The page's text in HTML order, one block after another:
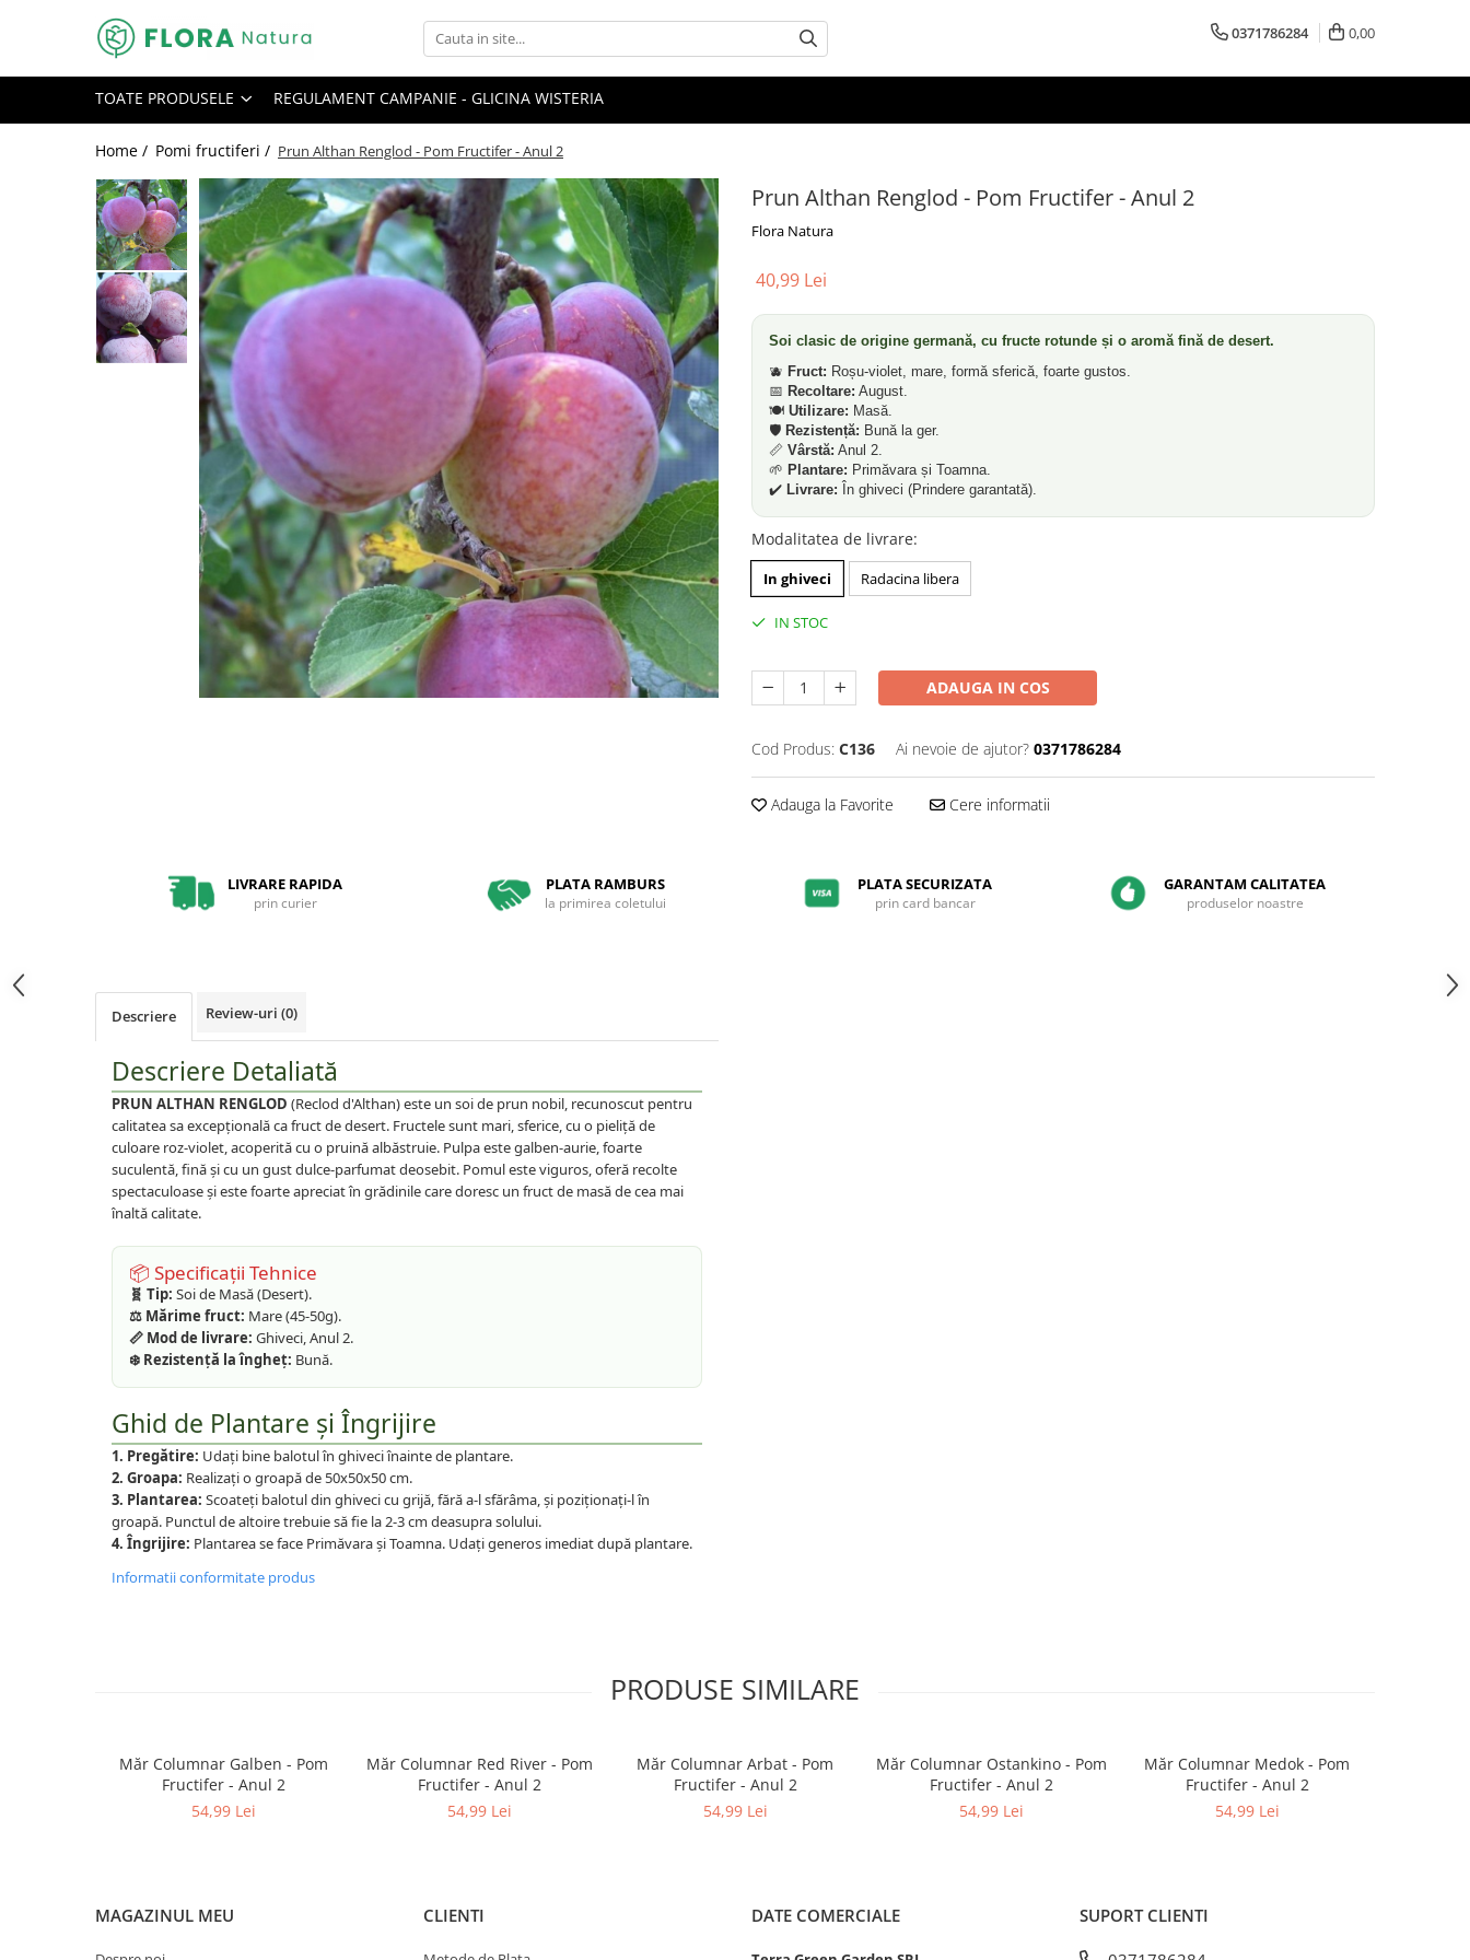
Plante foioase
Plante ornamentale
Plante urcatoare
Pomi columnari
Trandafiri copac
Trandafiri pomisor plangator
Trandafiri tufa
0371786284 0,00
TOATE PRODUSELE REGULAMENT CAMPANIE - GLICINA WISTERIA
Home / Pomi fructiferi / Prun Althan Renglod - Pom Fructifer - Anul 2
Prun Althan Renglod - Pom Fructifer - Anul 2
Flora Natura
40,99 Lei
Soi clasic de origine germană, cu fructe rotunde și o aromă fină de desert.
🫐 Fruct: Roșu-violet, mare, formă sferică, foarte gustos.
📅 Recoltare: August.
🍽️ Utilizare: Masă.
🛡️ Rezistență: Bună la ger.
📏 Vârstă: Anul 2.
🌱 Plantare: Primăvara și Toamna.
✔️ Livrare: În ghiveci (Prindere garantată).
Modalitatea de livrare:
In ghiveci Radacina libera
IN STOC
ADAUGA IN COS
Cod Produs: C136 Ai nevoie de ajutor? 0371786284
Adauga la Favorite Cere informatii
LIVRARE RAPIDA
prin curier
PLATA RAMBURS
la primirea coletului
PLATA SECURIZATA
prin card bancar
GARANTAM CALITATEA
produselor noastre
Descriere Review-uri (0)
Descriere Detaliată
PRUN ALTHAN RENGLOD (Reclod d'Althan) este un soi de prun nobil, recunoscut pentru
calitatea sa excepțională ca fruct de desert. Fructele sunt mari, sferice, cu o pieliță de
culoare roz-violet, acoperită cu o pruină albăstruie. Pulpa este galben-aurie, foarte
suculentă, fină și cu un gust dulce-parfumat deosebit. Pomul este viguros, oferă recolte
spectaculoase și este foarte apreciat în grădinile care doresc un fruct de masă de cea mai
înaltă calitate.
📦 Specificații Tehnice
🧬 Tip: Soi de Masă (Desert).
⚖️ Mărime fruct: Mare (45-50g).
📏 Mod de livrare: Ghiveci, Anul 2.
❄️ Rezistență la îngheț: Bună.
Ghid de Plantare și Îngrijire
1. Pregătire: Udați bine balotul în ghiveci înainte de plantare.
2. Groapa: Realizați o groapă de 50x50x50 cm.
3. Plantarea: Scoateți balotul din ghiveci cu grijă, fără a-l sfărâma, și poziționați-l în
groapă. Punctul de altoire trebuie să fie la 2-3 cm deasupra solului.
4. Îngrijire: Plantarea se face Primăvara și Toamna. Udați generos imediat după plantare.
Informatii conformitate produs
PRODUSE SIMILARE
Măr Columnar Galben - Pom
Fructifer - Anul 2
54,99 Lei
Măr Columnar Red River - Pom
Fructifer - Anul 2
54,99 Lei
Măr Columnar Arbat - Pom
Fructifer - Anul 2
54,99 Lei
Măr Columnar Ostankino - Pom
Fructifer - Anul 2
54,99 Lei
Măr Columnar Medok - Pom
Fructifer - Anul 2
54,99 Lei
MAGAZINUL MEU CLIENTI DATE COMERCIALE SUPORT CLIENTI